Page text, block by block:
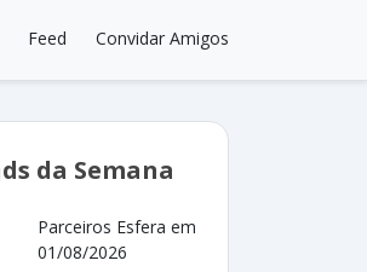
Feed Convidar Amigos
da Semana
Parceiros Esfera em
01/08/2026